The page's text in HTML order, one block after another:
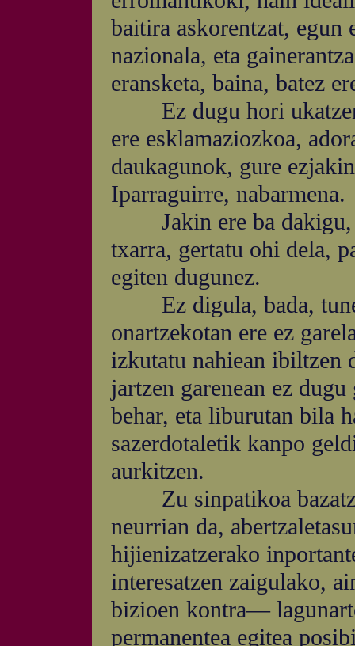
baitira askorentzat, egun
nazionala, eta
eransketa, baina, batez
Ez dugu hori
ere esklamaziozkoa,
daukagunok, gure
Iparraguirre, nabarmena.
Jakin ere ba dakigu,
txarra, gertatu ohi dela,
egiten dugunez.
Ez digula, bada,
onartzekotan ere ez
izkutatu nahiean ibiltzen
jartzen garenean ez
behar, eta liburutan bila
sazerdotaletik kanpo
aurkitzen.
Zu sinpatikoa
neurrian da,
hijienizatzerako
interesatzen zaigulako,
bizioen kontra—
permanentea egitea